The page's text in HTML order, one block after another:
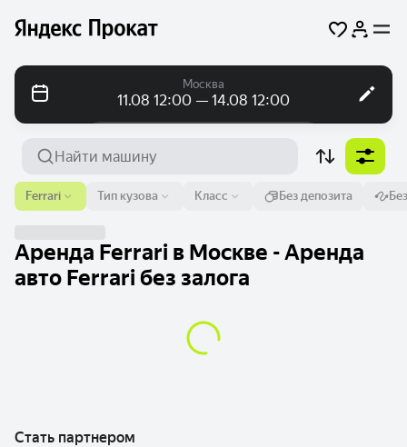
Москва
11.08 12:00 — 14.08 12:00
Аэропорт или адрес
Москва
11 авг. 12:00 14 авг. 12:00
Тип кузова Класс
Ferrari Без депозита
Аренда Ferrari в Москве - Аренда
авто Ferrari без залога
Стать партнером